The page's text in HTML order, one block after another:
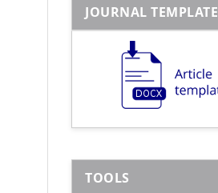
JOURNAL TEMPLATE
TOOLS